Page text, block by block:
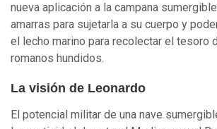
nueva aplicación a la campana
amarras para sujetarla a su cuerpo y
el lecho marino para recolectar el tesoro
romanos hundidos.
La visión de Leonardo
El potencial militar de una nave